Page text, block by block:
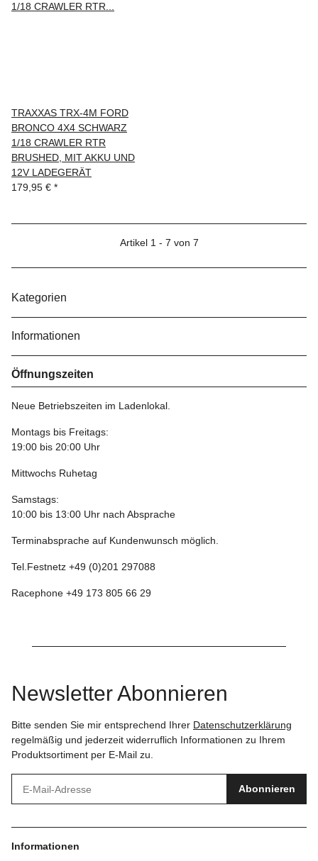
TRAXXAS TRX-4M FORD
BRONCO 4X4 SCHWARZ
1/18 CRAWLER RTR
BRUSHED, MIT AKKU UND
12V LADEGERÄT
179,95 € *
Artikel 1 - 7 von 7
Kategorien
Informationen
Öffnungszeiten
Neue Betriebszeiten im Ladenlokal.
Montags bis Freitags:
19:00 bis 20:00 Uhr
Mittwochs Ruhetag
Samstags:
10:00 bis 13:00 Uhr nach Absprache
Terminabsprache auf Kundenwunsch möglich.
Tel.Festnetz +49 (0)201 297088
Racephone +49 173 805 66 29
Newsletter Abonnieren
Bitte senden Sie mir entsprechend Ihrer Datenschutzerklärung
regelmäßig und jederzeit widerruflich Informationen zu Ihrem
Produktsortiment per E-Mail zu.
Abonnieren
Informationen